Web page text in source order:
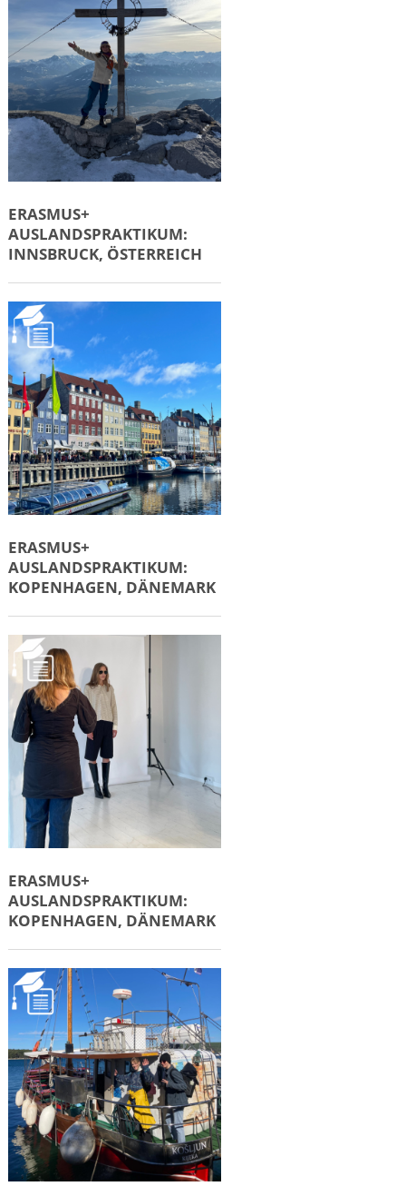
ERASMUS+
AUSLANDSPRAKTIKUM:
INNSBRUCK, ÖSTERREICH
ERASMUS+
AUSLANDSPRAKTIKUM:
KOPENHAGEN, DÄNEMARK
ERASMUS+
AUSLANDSPRAKTIKUM:
KOPENHAGEN, DÄNEMARK